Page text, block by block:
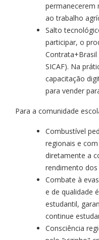
permanecerem
ao trabalho
​Salto
participar, o
Contrata+Brasil
SICAF). Na
capacitação
para vender
Para a comunidade
​Combustível
regionais e
diretamente a
rendimento dos
​Combate à
e de qualidade
estudantil,
continue
​Consciência